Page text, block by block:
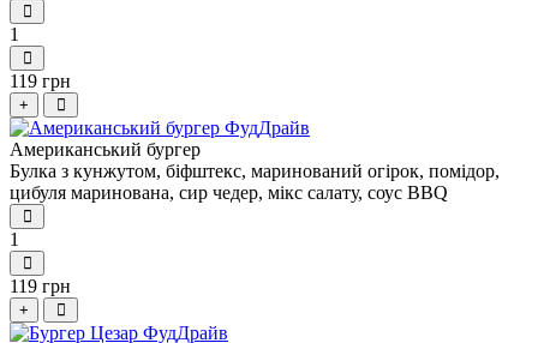
1
119 грн
+
Американський бургер
Булка з кунжутом, біфштекс, маринований огірок, помідор,
цибуля маринована, сир чедер, мікс салату, соус BBQ
1
119 грн
+